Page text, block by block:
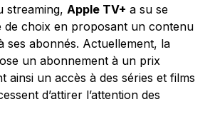
streaming, Apple TV+ a su se
de choix en proposant un contenu
ses abonnés. Actuellement, la
un abonnement à un prix
ainsi un accès à des séries et films
d’attirer l’attention des